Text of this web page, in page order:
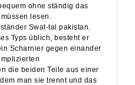
ohne ständig das
lesen.
Swat-tal pakistan.
Typs üblich, besteht er
Scharnier gegen einander
die beiden Teile aus einer
man sie trennt und das